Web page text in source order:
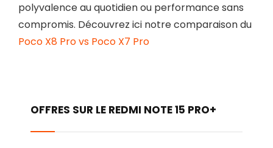
polyvalence au quotidien ou performance sans
compromis. Découvrez ici notre comparaison du
Poco X8 Pro vs Poco X7 Pro
OFFRES SUR LE REDMI NOTE 15 PRO+